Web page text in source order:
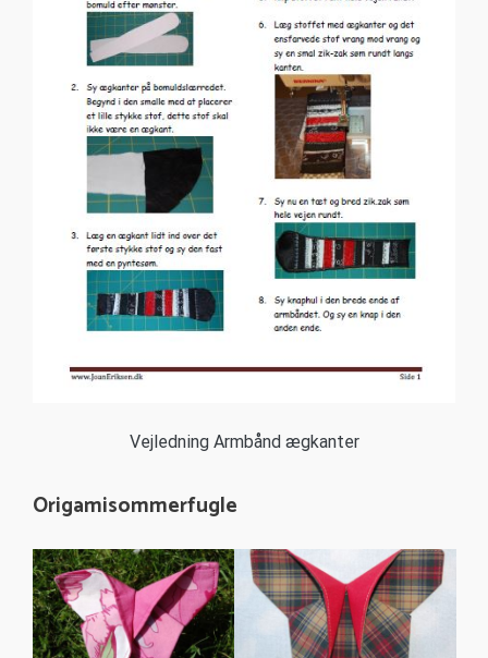
Vejledning Armbånd ægkanter
Origamisommerfugle